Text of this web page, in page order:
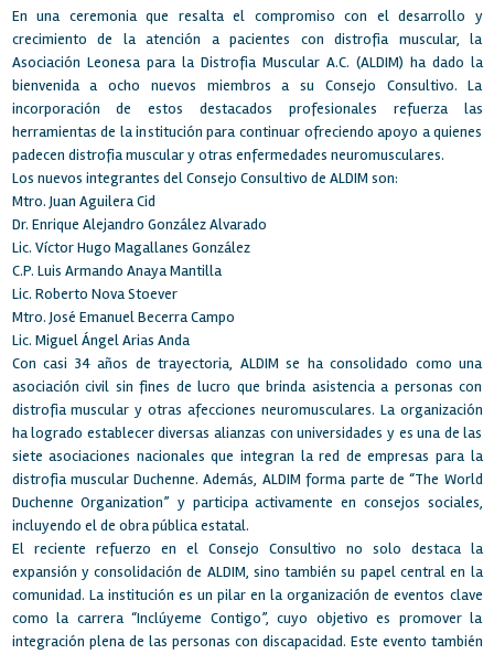
En una ceremonia que resalta el compromiso con el desarrollo y
crecimiento de la atención a pacientes con distrofia muscular, la
Asociación Leonesa para la Distrofia Muscular A.C. (ALDIM) ha dado la
bienvenida a ocho nuevos miembros a su Consejo Consultivo. La
incorporación de estos destacados profesionales refuerza las
herramientas de la institución para continuar ofreciendo apoyo a quienes
padecen distrofia muscular y otras enfermedades neuromusculares.
Los nuevos integrantes del Consejo Consultivo de ALDIM son:
Mtro. Juan Aguilera Cid
Dr. Enrique Alejandro González Alvarado
Lic. Víctor Hugo Magallanes González
C.P. Luis Armando Anaya Mantilla
Lic. Roberto Nova Stoever
Mtro. José Emanuel Becerra Campo
Lic. Miguel Ángel Arias Anda
Con casi 34 años de trayectoria, ALDIM se ha consolidado como una
asociación civil sin fines de lucro que brinda asistencia a personas con
distrofia muscular y otras afecciones neuromusculares. La organización
ha logrado establecer diversas alianzas con universidades y es una de las
siete asociaciones nacionales que integran la red de empresas para la
distrofia muscular Duchenne. Además, ALDIM forma parte de “The World
Duchenne Organization” y participa activamente en consejos sociales,
incluyendo el de obra pública estatal.
El reciente refuerzo en el Consejo Consultivo no solo destaca la
expansión y consolidación de ALDIM, sino también su papel central en la
comunidad. La institución es un pilar en la organización de eventos clave
como la carrera “Inclúyeme Contigo”, cuyo objetivo es promover la
integración plena de las personas con discapacidad. Este evento también